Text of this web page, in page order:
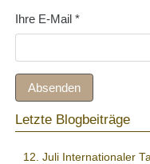
Ihre E-Mail*
Absenden
Letzte Blogbeiträge
12. Juli Internationaler